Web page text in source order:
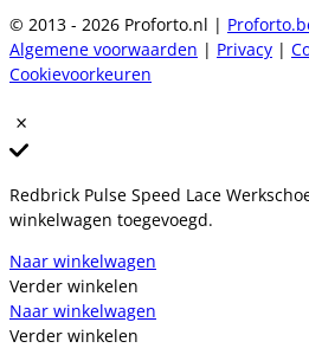
© 2013 - 2026 Proforto.nl |
Algemene voorwaarden | Privacy |
Cookievoorkeuren
Redbrick Pulse Speed Lace
winkelwagen toegevoegd.
Naar winkelwagen
Verder winkelen
Naar winkelwagen
Verder winkelen